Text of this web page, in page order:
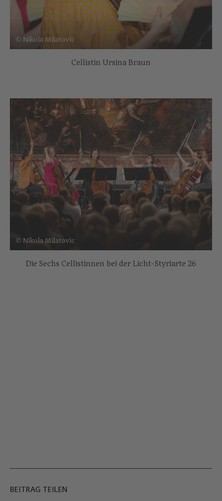
© Nikola Milatovic
Cellistin Ursina Braun
© Nikola Milatovic
Die Sechs Cellistinnen bei der Licht-Styriarte 26
BEITRAG TEILEN